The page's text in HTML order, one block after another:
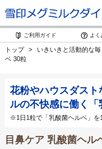
ご利用ガイド よ
トップ いきいきと活動的な
ベ 30粒
花粉やハウスダス
ルの不快感に働く「
※1日1粒で「乳酸菌ヘルベ」を
目鼻ケア 乳酸菌ヘル